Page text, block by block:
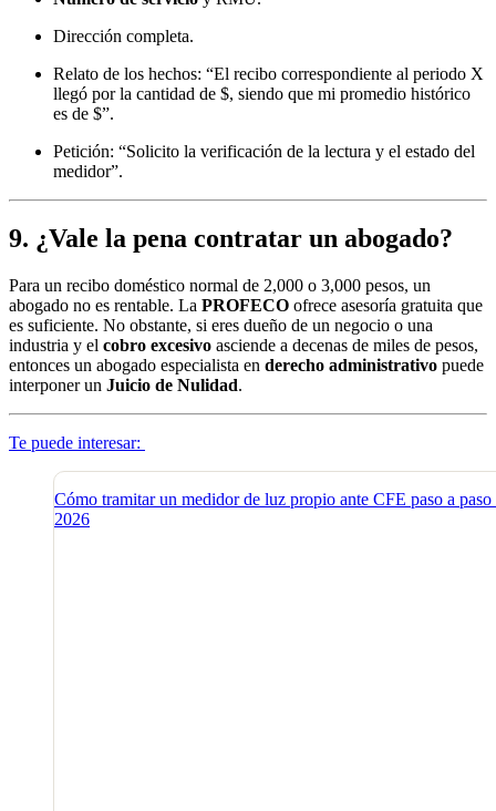
Dirección completa.
Relato de los hechos: “El recibo correspondiente al periodo X
llegó por la cantidad de $, siendo que mi promedio histórico
es de $”.
Petición: “Solicito la verificación de la lectura y el estado del
medidor”.
9. ¿Vale la pena contratar un abogado?
Para un recibo doméstico normal de 2,000 o 3,000 pesos, un
abogado no es rentable. La PROFECO ofrece asesoría gratuita que
es suficiente. No obstante, si eres dueño de un negocio o una
industria y el cobro excesivo asciende a decenas de miles de pesos,
entonces un abogado especialista en derecho administrativo puede
interponer un Juicio de Nulidad.
Te puede interesar:
Cómo tramitar un medidor de luz propio ante CFE paso a paso
2026